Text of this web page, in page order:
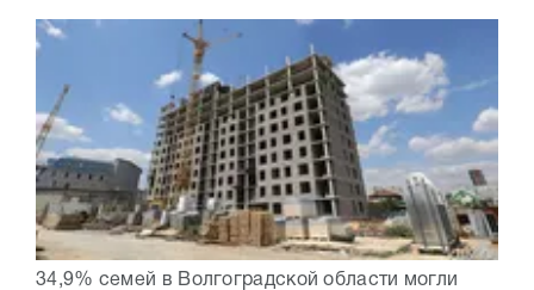
34,9% семей в Волгоградской области могли